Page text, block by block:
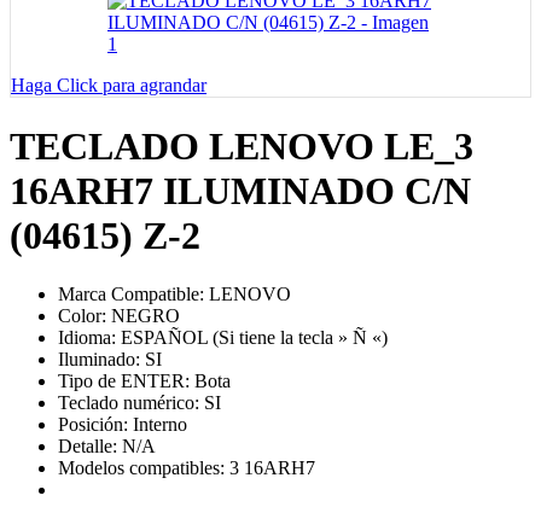
Haga Click para agrandar
TECLADO LENOVO LE_3
16ARH7 ILUMINADO C/N
(04615) Z-2
Marca Compatible: LENOVO
Color: NEGRO
Idioma: ESPAÑOL (Si tiene la tecla » Ñ «)
Iluminado: SI
Tipo de ENTER: Bota
Teclado numérico: SI
Posición: Interno
Detalle: N/A
Modelos compatibles: 3 16ARH7